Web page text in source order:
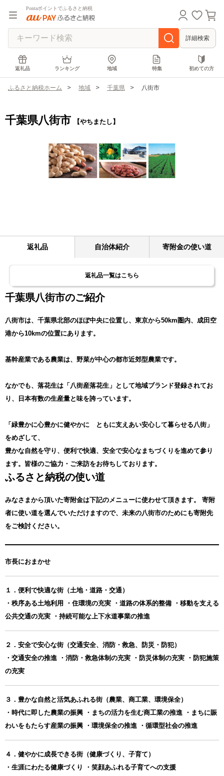
Pontaポイントでふるさと納税
詳細検索
返礼品 ランキング 地域 特集 初めての方
ふるさと納税ホーム 地域 千葉県 八街市
千葉県八街市 【やちまたし】
返礼品 自治体紹介 寄附金の使い道
返礼品一覧はこちら
千葉県八街市のご紹介
八街市は、千葉県北部のほぼ中央に位置し、東京から50km圏内、成田空
港から10kmの位置にあります。
基幹産業である農業は、野菜が中心の都市近郊型農業です。
なかでも、落花生は「八街産落花生」として地域ブランド登録されてお
り、日本有数の生産量と味を誇っています。
「緑豊かに心豊かに健やかに ともに支えあい安心して暮らせる八街」
をめざして、
豊かな自然を守り、便利で快適、安全で安心なまちづくりを進めて参り
ます。皆様のご協力・ご来訪をお待ちしております。
ふるさと納税の使い道
みなさまから頂いた寄附金は下記のメニューに使わせて頂きます。
寄附
者に使い道を選んでいただけますので、未来の八街市のためにも寄附先
をご検討ください。
市長におまかせ
１．便利で快適な街（土地・道路・交通）
・秩序ある土地利用 ・住環境の充実 ・道路の体系的整備 ・移動を支える
公共交通の充実 ・持続可能な上下水道事業の推進
２．安全で安心な街（交通安全、消防・救急、防災・防犯）
・交通安全の推進 ・消防・救急体制の充実 ・防災体制の充実 ・防犯施策
の充実
３．豊かな自然と活気あふれる街（農業、商工業、環境保全）
・時代に即した農業の振興 ・まちの活力を生む商工業の推進 ・まちに賑
わいをもたらす産業の振興 ・環境保全の推進 ・循環型社会の推進
４．健やかに成長できる街（健康づくり、子育て）
・生涯にわたる健康づくり ・笑顔あふれる子育てへの支援